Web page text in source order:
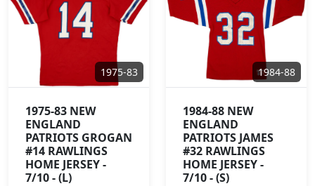
1975-83
1975-83 NEW
ENGLAND
PATRIOTS GROGAN
#14 RAWLINGS
HOME JERSEY -
7/10 - (L)
1984-88
1984-88 NEW
ENGLAND
PATRIOTS JAMES
#32 RAWLINGS
HOME JERSEY -
7/10 - (S)